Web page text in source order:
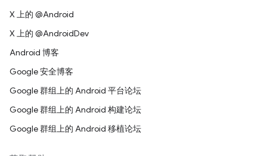
X 上的 @Android
X 上的 @AndroidDev
Android 博客
Google 安全博客
Google 群组上的 Android 平台论坛
Google 群组上的 Android 构建论坛
Google 群组上的 Android 移植论坛